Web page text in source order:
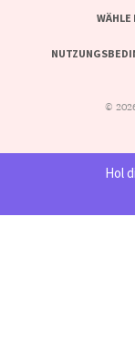
WÄHLE
©
Hol